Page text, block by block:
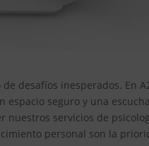
desafíos inesperados. En
espacio seguro y una
nuestros servicios de
personal son la